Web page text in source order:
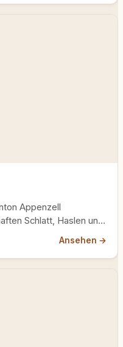
Appenzell
Schlatt, Haslen und
Ansehen →